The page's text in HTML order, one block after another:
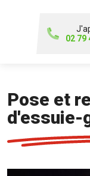
02 79
Pose et
d'essuie-